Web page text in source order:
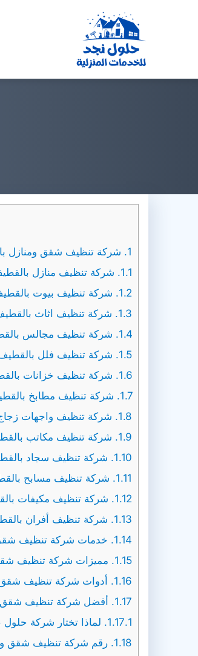
1. شركة تنظيف شقق ومنازل
1.1. شركة تنظيف منازل
1.2. شركة تنظيف بيوت
1.3. شركة تنظيف اثاث
1.4. شركة تنظيف مجالس
1.5. شركة تنظيف فلل
1.6. شركة تنظيف خزانات
1.7. شركة تنظيف مطابخ
1.8. شركة تنظيف واجهات
1.9. شركة تنظيف مكاتب
1.10. شركة تنظيف سجاد
1.11. شركة تنظيف مسابح
1.12. شركة تنظيف مكيفات
1.13. شركة تنظيف أفران
1.14. خدمات شركة تنظيف
1.15. مميزات شركة تنظيف
1.16. أدوات شركة تنظيف شقق
1.17. أفضل شركة تنظيف شقق
1.17.1. لماذا تختار شركة
1.18. رقم شركة تنظيف شقق